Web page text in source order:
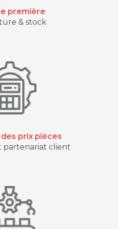
première
& stock
prix pièces
partenariat client